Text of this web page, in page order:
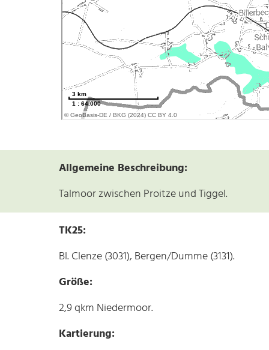
Allgemeine Beschreibung:
Talmoor zwischen Proitze und Tiggel.
TK25:
Bl. Clenze (3031), Bergen/Dumme (3131).
Größe:
2,9 qkm Niedermoor.
Kartierung: